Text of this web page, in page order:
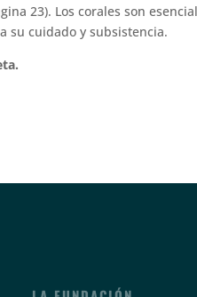
23). Los corales son
su cuidado y subsistencia.